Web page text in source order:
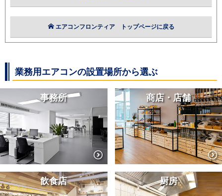
エアコンフロンティア トップページに戻る
業務用エアコンの設置場所から選ぶ
事務所 商店・店舗
飲食店 厨房